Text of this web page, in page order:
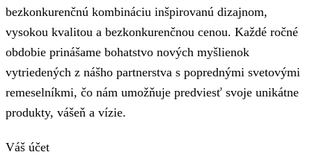
bezkonkurenčnú kombináciu inšpirovanú dizajnom,
vysokou kvalitou a bezkonkurenčnou cenou. Každé ročné
obdobie prinášame bohatstvo nových myšlienok
vytriedených z nášho partnerstva s poprednými svetovými
remeselníkmi, čo nám umožňuje predviesť svoje unikátne
produkty, vášeň a vízie.
Váš účet